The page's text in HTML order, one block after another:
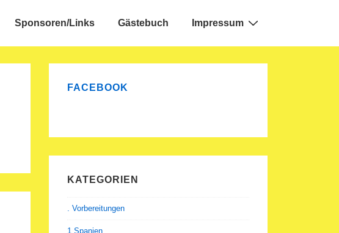
Sponsoren/Links Gästebuch Impressum
FACEBOOK
KATEGORIEN
. Vorbereitungen
1 Spanien